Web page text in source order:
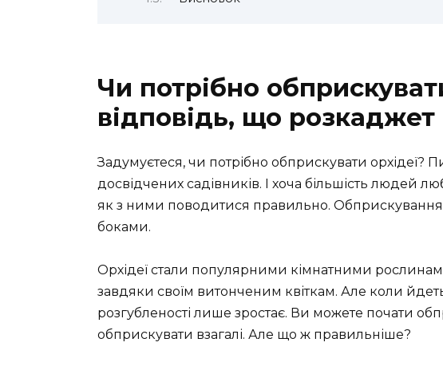
Чи потрібно
відповідь, що розкаджет
Задумуєтеся, чи потрібно обприскувати орхідеї?
досвідчених садівників. І хоча більшість людей
як з ними поводитися правильно.
боками.
Орхідеї стали популярними кімнатними
завдяки своїм витонченим квіткам. Але коли
розгубленості лише зростає. Ви можете почати
обприскувати взагалі. Але що ж правильніше?